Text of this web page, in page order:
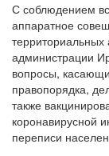
С соблюдением
аппаратное
администрации
вопросы,
правопорядка,
также
коронавирусной
переписи